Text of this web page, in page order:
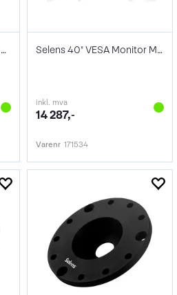
Selens Easystation Middle Shelf 40” Selens 40" VESA Monitor Mounting System
inkl. mva
14 287,-
Varenr 171534